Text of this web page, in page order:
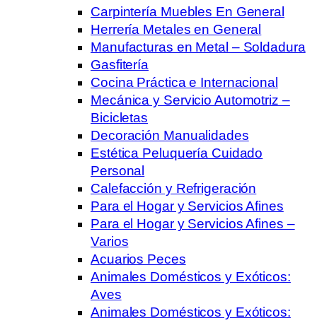
Carpintería Muebles En General
Herrería Metales en General
Manufacturas en Metal – Soldadura
Gasfitería
Cocina Práctica e Internacional
Mecánica y Servicio Automotriz –
Bicicletas
Decoración Manualidades
Estética Peluquería Cuidado
Personal
Calefacción y Refrigeración
Para el Hogar y Servicios Afines
Para el Hogar y Servicios Afines –
Varios
Acuarios Peces
Animales Domésticos y Exóticos:
Aves
Animales Domésticos y Exóticos: